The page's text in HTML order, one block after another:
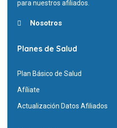
para nuestros afiliados.
Nosotros
Planes de Salud
Plan Básico de Salud
Afíliate
Actualización Datos Afiliados